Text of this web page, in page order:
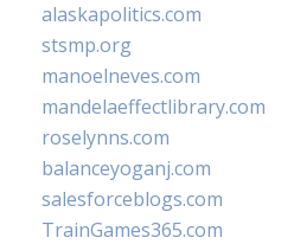
alaskapolitics.com
stsmp.org
manoelneves.com
mandelaeffectlibrary.com
roselynns.com
balanceyoganj.com
salesforceblogs.com
TrainGames365.com